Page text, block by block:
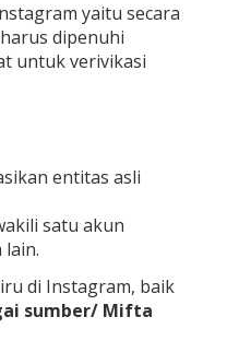
yaitu secara
dipenuhi
untuk verivikasi
entitas asli
satu akun
lain.
di Instagram, baik
sumber/ Mifta